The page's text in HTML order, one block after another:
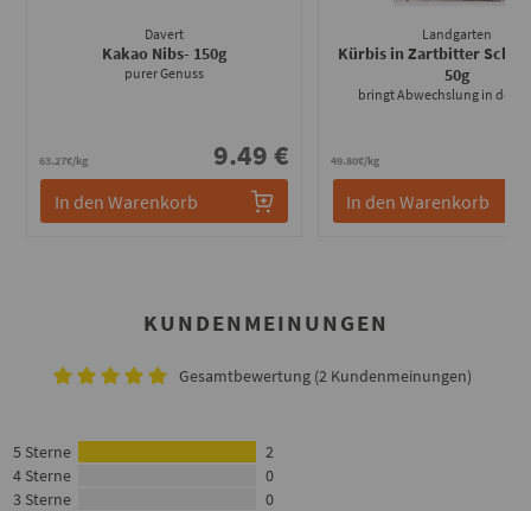
Davert
Kakao Nibs- 150g
purer Genuss
63.27€/kg 9.49 €
In den Warenkorb
Landgarten
Kürbis in Zartbitter
50g
bringt Abwechslung in den
49.80€/kg
In den Warenkorb
KUNDENMEINUNGEN
Gesamtbewertung (2 Kundenmeinungen)
5 Sterne
2
4 Sterne
0
3 Sterne
0